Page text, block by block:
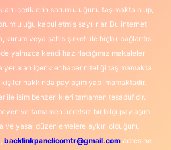
içeriklerin sorumluluğunu taşımakta olup,
kabul etmiş sayılırlar. Bu internet
kurum veya şahıs şirketi ile hiçbir bağlantısı
yalnızca kendi hazırladığımız makaleler
yer alan içerikler haber niteliği taşımamakta
hakkında paylaşım yapılmamaktadır.
ile isim benzerlikleri tamamen tesadüfidir.
ve tamamen ücretsiz bir bilgi paylaşım
ve yasal düzenlemelere aykırı olduğunu
backlinkpanelicomtr@gmail.comadresine